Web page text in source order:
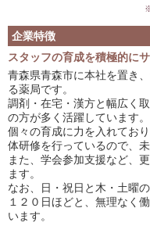
企業特徴
スタッフの育成を積極的に
青森県青森市に本社を置き
る薬局です。
調剤・在宅・漢方と幅広く
の方が多く活躍しています。
個々の育成に力を入れてお
体研修を行っているので、
また、学会参加支援など、
ます。
なお、日・祝日と木・土曜
１２０日ほどと、無理なく
います。